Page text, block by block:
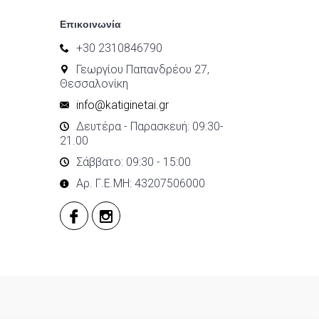
Επικοινωνία
+30 2310846790
Γεωργίου Παπανδρέου 27,
Θεσσαλονίκη
info@katiginetai.gr
Δευτέρα - Παρασκευή: 09:30-
21.00
Σάββατο: 09:30 - 15:00
Αρ. Γ.Ε.ΜΗ: 43207506000